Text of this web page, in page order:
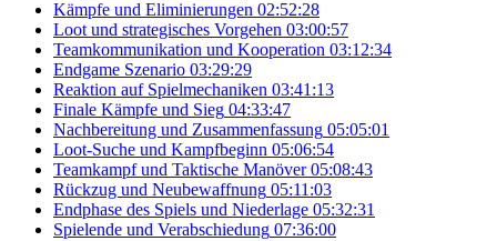
Kämpfe und Eliminierungen 02:52:28
Loot und strategisches Vorgehen 03:00:57
Teamkommunikation und Kooperation 03:12:34
Endgame Szenario 03:29:29
Reaktion auf Spielmechaniken 03:41:13
Finale Kämpfe und Sieg 04:33:47
Nachbereitung und Zusammenfassung 05:05:01
Loot-Suche und Kampfbeginn 05:06:54
Teamkampf und Taktische Manöver 05:08:43
Rückzug und Neubewaffnung 05:11:03
Endphase des Spiels und Niederlage 05:32:31
Spielende und Verabschiedung 07:36:00